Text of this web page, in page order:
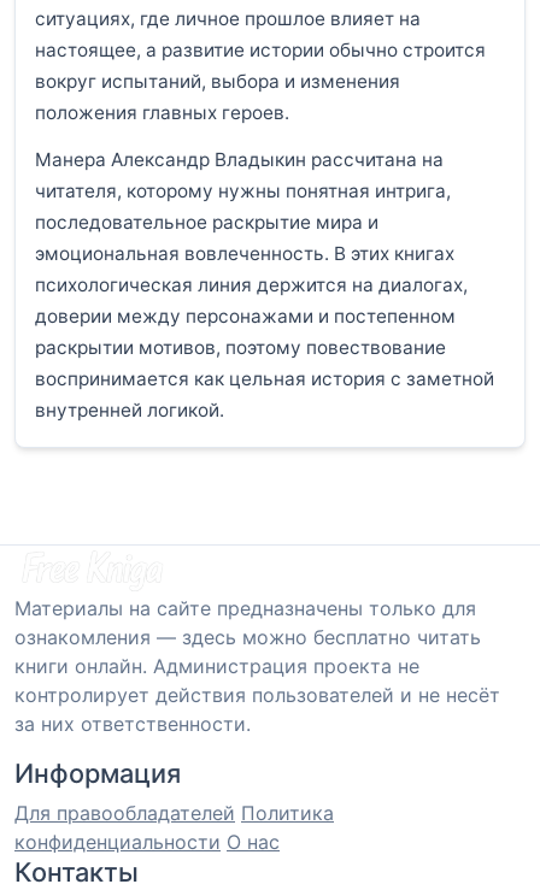
ситуациях, где личное прошлое влияет на
настоящее, а развитие истории обычно строится
вокруг испытаний, выбора и изменения
положения главных героев.
Манера Александр Владыкин рассчитана на
читателя, которому нужны понятная интрига,
последовательное раскрытие мира и
эмоциональная вовлеченность. В этих книгах
психологическая линия держится на диалогах,
доверии между персонажами и постепенном
раскрытии мотивов, поэтому повествование
воспринимается как цельная история с заметной
внутренней логикой.
Материалы на сайте предназначены только для
ознакомления — здесь можно бесплатно читать
книги онлайн. Администрация проекта не
контролирует действия пользователей и не несёт
за них ответственности.
Информация
Для правообладателей Политика
конфиденциальности О нас
Контакты